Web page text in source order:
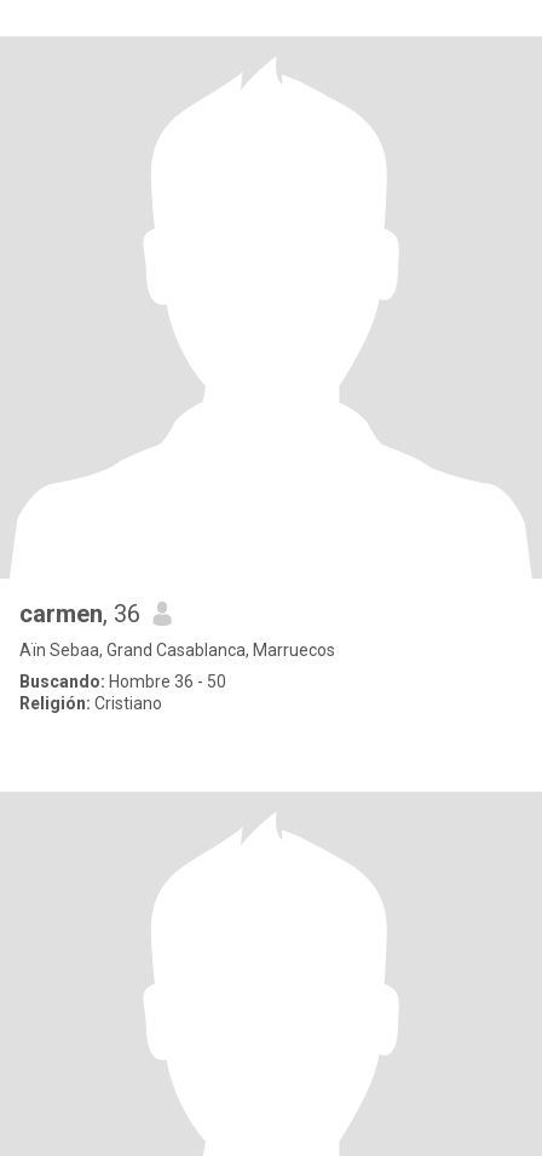
carmen, 36
Aïn Sebaa, Grand Casablanca, Marruecos
Buscando: Hombre 36 - 50
Religión: Cristiano